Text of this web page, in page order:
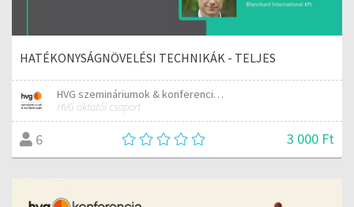
HATÉKONYSÁGNÖVELÉSI TECHNIKÁK - TELJES
HVG szemináriumok & konferenciák
HVG oktatói csoport
6 3 000 Ft